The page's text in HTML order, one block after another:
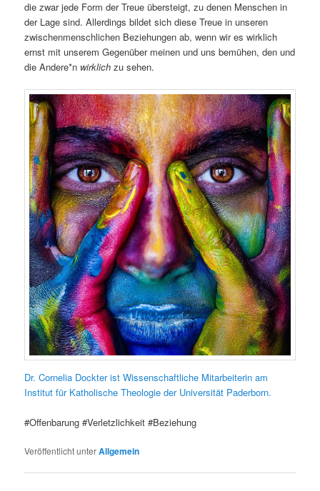
die zwar jede Form der Treue übersteigt, zu denen Menschen in
der Lage sind. Allerdings bildet sich diese Treue in unseren
zwischenmenschlichen Beziehungen ab, wenn wir es wirklich
ernst mit unserem Gegenüber meinen und uns bemühen, den und
die Andere*n wirklich zu sehen.
Dr. Cornelia Dockter ist Wissenschaftliche Mitarbeiterin am
Institut für Katholische Theologie der Universität Paderborn.
#Offenbarung #Verletzlichkeit #Beziehung
Veröffentlicht unterAllgemein